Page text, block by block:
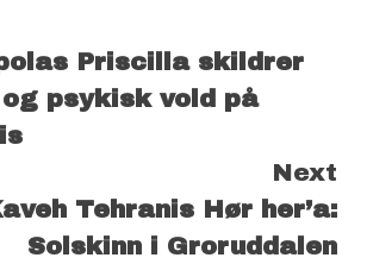
Priscilla skildrer
psykisk vold på
Next
Tehranis Hør her’a:
Solskinn i Groruddalen